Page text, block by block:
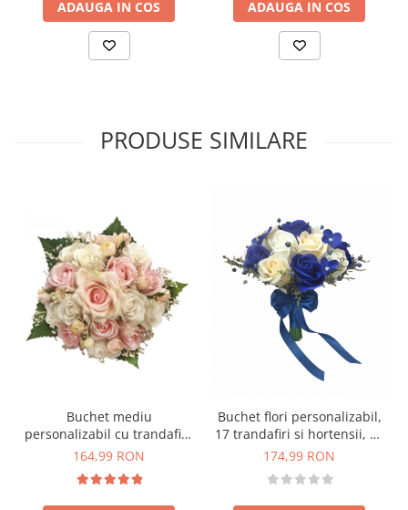
ADAUGA IN COS ADAUGA IN COS
PRODUSE SIMILARE
Buchet mediu
personalizabil cu trandafiri,
mini bujori si floarea
164,99 RON
Buchet flori personalizabil,
17 trandafiri si hortensii, by
Eventissimi, Alb / Albastru
174,99 RON